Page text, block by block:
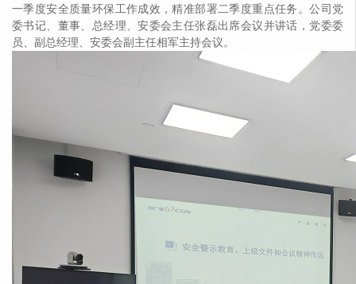
一季度安全质量环保工作成效，精准部署二季度重点任务。公司党
委书记、董事、总经理、安委会主任张磊出席会议并讲话，党委委
员、副总经理、安委会副主任相军主持会议。